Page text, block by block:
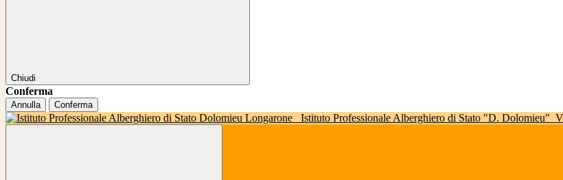
Chiudi
Conferma
Annulla Conferma
Istituto Professionale Alberghiero di Stato "D. Dolomieu"